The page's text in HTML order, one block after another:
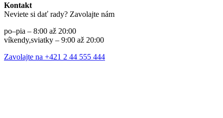
Kontakt
Neviete si dať rady? Zavolajte nám
po–pia – 8:00 až 20:00
víkendy,sviatky – 9:00 až 20:00
Zavolajte na +421 2 44 555 444